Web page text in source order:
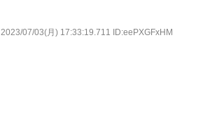
2023/07/03(月) 17:33:19.711 ID:eePXGFxHM